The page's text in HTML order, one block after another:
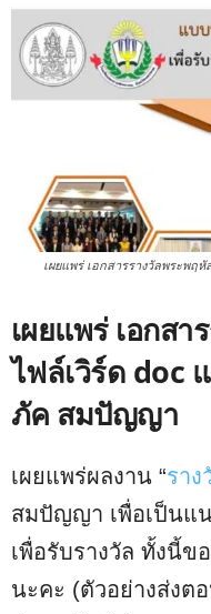
เผยแพร่ เอกสารรางวัลพระพ
เผยแพร่ เอกส
ไฟล์เวิร์ด doc
ภัค สมปัญญา
เผยแพร่ผลงาน “รา
สมปัญญา เพื่อเป็นแ
เพื่อรับรางวัล ทั้งนี้
นะคะ (ตัวอย่างส่งต